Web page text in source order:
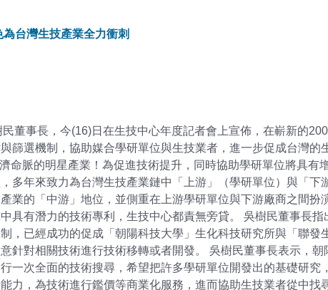
台灣生技產業全力衝刺
董事長，今(16)日在生技中心年度記者會上宣佈，在嶄新的
篩選機制，協助媒合學研單位與生技業者，進一步促成台灣
命脈的明星產業！為促進技術提升，同時協助學研單位將具有
多年來致力為台灣生技產業鏈中「上游」（學研單位）與「
業的「中游」地位，並側重在上游學研單位與下游廠商之間
具有潛力的技術專利，生技中心都責無旁貸。 吳樹民董事長
，已經成功的促成「朝陽科技大學」生化科技研究所與「聯
針對相關技術進行技術移轉或者開發。 吳樹民董事長表示，
一次全面的技術搜尋，希望把許多學研單位開發出的基礎研
力，為技術進行鑑價等商業化服務，進而協助生技業者從中找